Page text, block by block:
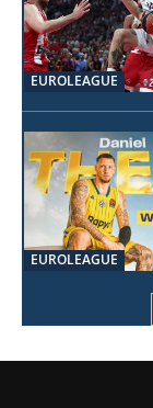
EUROLEAGUE
EUROLEAGUE